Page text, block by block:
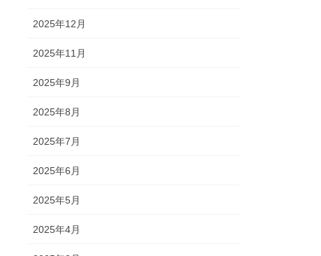
2025年12月
2025年11月
2025年9月
2025年8月
2025年7月
2025年6月
2025年5月
2025年4月